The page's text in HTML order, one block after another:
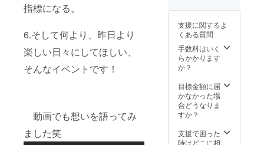
指標になる。
6.そして何より、昨日より
楽しい日々にしてほしい、
そんなイベントです！
動画でも想いを語ってみ
ました笑
支援に関するよ
くある質問
手数料はいく
らかかります
か？
目標金額に届
かなかった場
合どうなりま
すか？
支援で困った
時はどこに相